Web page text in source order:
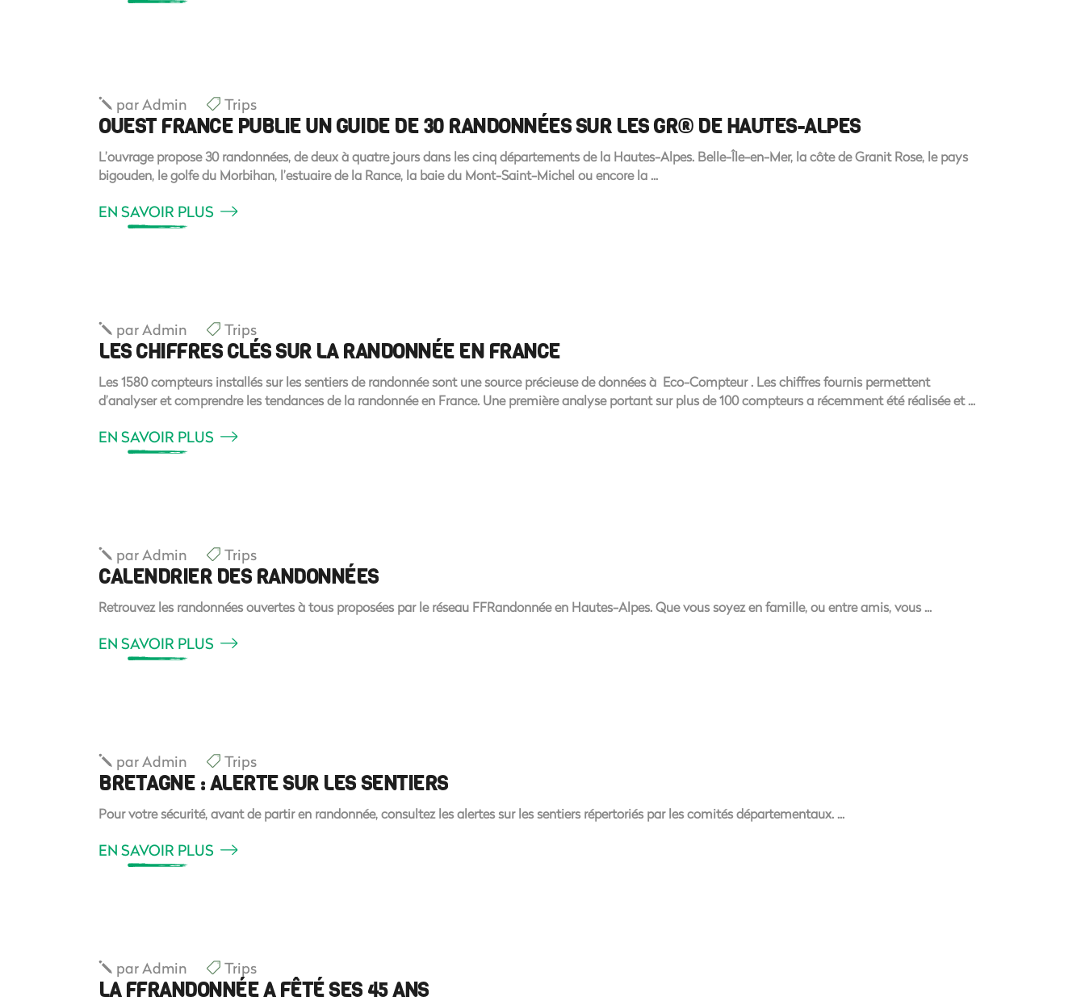
parAdmin Trips
OUEST FRANCE PUBLIE UN GUIDE DE 30 RANDONNÉES SUR LES GR® DE HAUTES-ALPES
L’ouvrage propose 30 randonnées, de deux à quatre jours dans les cinq départements de la Hautes-Alpes. Belle-Île-en-Mer, la côte de Granit Rose, le pays
bigouden, le golfe du Morbihan, l’estuaire de la Rance, la baie du Mont-Saint-Michel ou encore la
EN SAVOIR PLUS
parAdmin Trips
LES CHIFFRES CLÉS SUR LA RANDONNÉE EN FRANCE
Les 1580 compteurs installés sur les sentiers de randonnée sont une source précieuse de données à Eco-Compteur . Les chiffres fournis permettent
d’analyser et comprendre les tendances de la randonnée en France. Une première analyse portant sur plus de 100 compteurs a récemment été réalisée et
EN SAVOIR PLUS
parAdmin Trips
CALENDRIER DES RANDONNÉES
Retrouvez les randonnées ouvertes à tous proposées par le réseau FFRandonnée en Hautes-Alpes. Que vous soyez en famille, ou entre amis, vous
EN SAVOIR PLUS
parAdmin Trips
BRETAGNE : ALERTE SUR LES SENTIERS
Pour votre sécurité, avant de partir en randonnée, consultez les alertes sur les sentiers répertoriés par les comités départementaux.
EN SAVOIR PLUS
parAdmin Trips
LA FFRANDONNÉE A FÊTÉ SES 45 ANS